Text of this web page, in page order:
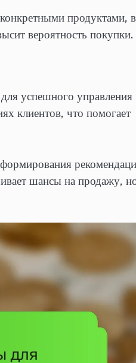
конкретными продуктами,
вероятность покупки.
успешного управления
клиентов, что помогает
шансы на продажу,